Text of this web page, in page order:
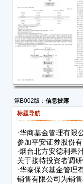
第B002版： 信息披露
标题导航
·华商基金管理有限
参加平安证券股份
·烟台北方安德利果
关于接待投资者调
·华泰保兴基金管理
销售有限公司为销